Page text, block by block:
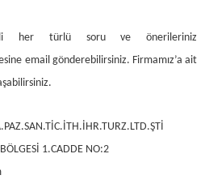
her türlü soru ve önerileriniz
email gönderebilirsiniz. Firmamız’a ait
1.CADDE NO:2